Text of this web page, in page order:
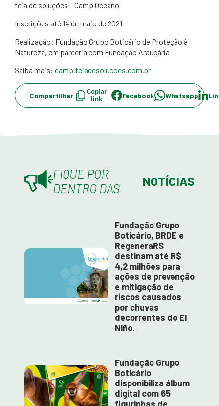
teia de soluções – Camp Oceano
Inscrições até 14 de maio de 2021
Realização: Fundação Grupo Boticário de Proteção à
Natureza, em parceria com Fundação Araucária
Saiba mais: camp.teiadesolucoes.com.br
Compartilhar
Copiar
link
Facebook Whatsapp
FIQUE POR
DENTRO DAS
NOTÍCIAS
Fundação Grupo
Boticário, BRDE e
RegeneraRS
destinam até R$
4,2 milhões para
ações de prevenção
e mitigação de
riscos causados
por chuvas
decorrentes do El
Niño.
Fundação Grupo
Boticário
disponibiliza álbum
digital com 65
figurinhas de